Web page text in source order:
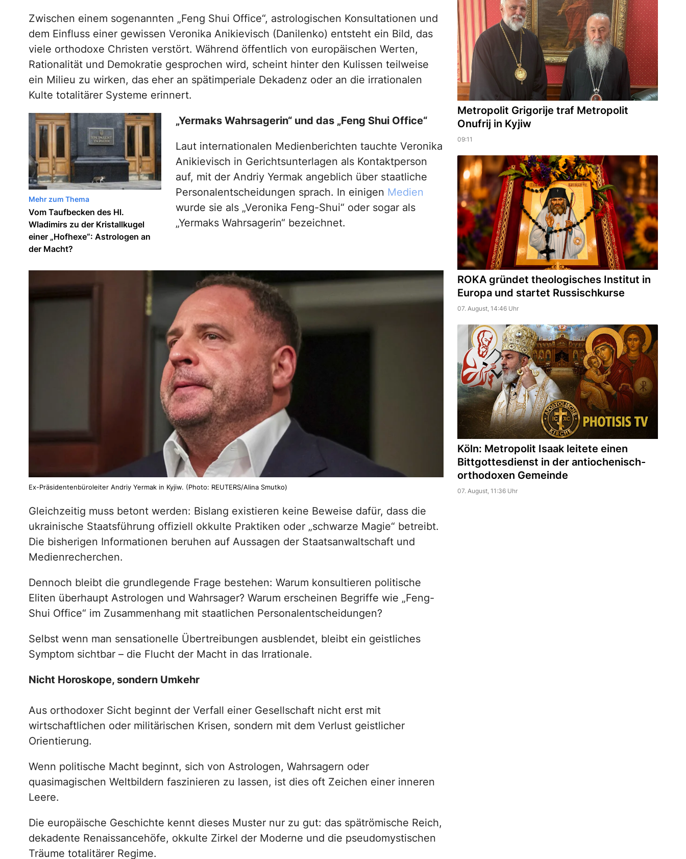
Zwischen einem sogenannten „Feng Shui Office“, astrologischen Konsultationen und
dem Einfluss einer gewissen Veronika Anikievisch (Danilenko) entsteht ein Bild, das
viele orthodoxe Christen verstört. Während öffentlich von europäischen Werten,
Rationalität und Demokratie gesprochen wird, scheint hinter den Kulissen teilweise
ein Milieu zu wirken, das eher an spätimperiale Dekadenz oder an die irrationalen
Kulte totalitärer Systeme erinnert.
Mehr zum Thema
Vom Taufbecken des Hl.
Wladimirs zu der Kristallkugel
einer „Hofhexe“: Astrologen an
der Macht?
„Yermaks Wahrsagerin“ und das „Feng Shui Office“
Laut internationalen Medienberichten tauchte Veronika
Anikievisch in Gerichtsunterlagen als Kontaktperson
auf, mit der Andriy Yermak angeblich über staatliche
Personalentscheidungen sprach. In einigen Medien
wurde sie als „Veronika Feng-Shui“ oder sogar als
„Yermaks Wahrsagerin“ bezeichnet.
Ex-Präsidentenbüroleiter Andriy Yermak in Kyjiw. (Photo: REUTERS/Alina Smutko)
Gleichzeitig muss betont werden: Bislang existieren keine Beweise dafür, dass die
ukrainische Staatsführung offiziell okkulte Praktiken oder „schwarze Magie“ betreibt.
Die bisherigen Informationen beruhen auf Aussagen der Staatsanwaltschaft und
Medienrecherchen.
Dennoch bleibt die grundlegende Frage bestehen: Warum konsultieren politische
Eliten überhaupt Astrologen und Wahrsager? Warum erscheinen Begriffe wie „Feng-
Shui Office“ im Zusammenhang mit staatlichen Personalentscheidungen?
Selbst wenn man sensationelle Übertreibungen ausblendet, bleibt ein geistliches
Symptom sichtbar – die Flucht der Macht in das Irrationale.
Nicht Horoskope, sondern Umkehr
Aus orthodoxer Sicht beginnt der Verfall einer Gesellschaft nicht erst mit
wirtschaftlichen oder militärischen Krisen, sondern mit dem Verlust geistlicher
Orientierung.
Wenn politische Macht beginnt, sich von Astrologen, Wahrsagern oder
quasimagischen Weltbildern faszinieren zu lassen, ist dies oft Zeichen einer inneren
Leere.
Die europäische Geschichte kennt dieses Muster nur zu gut: das spätrömische Reich,
dekadente Renaissancehöfe, okkulte Zirkel der Moderne und die pseudomystischen
Träume totalitärer Regime.
Metropolit Grigorije traf Metropolit
Onufrij in Kyjiw
09:11
ROKA gründet theologisches Institut in
Europa und startet Russischkurse
07. August, 14:46 Uhr
Köln: Metropolit Isaak leitete einen
Bittgottesdienst in der antiochenisch-
orthodoxen Gemeinde
07. August, 11:36 Uhr